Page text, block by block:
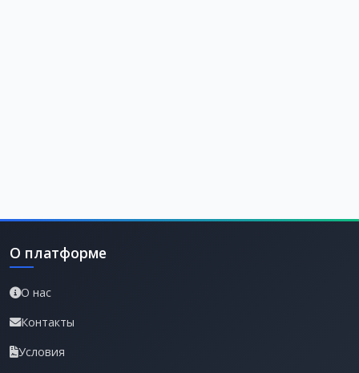
О платформе
О нас
Контакты
Условия